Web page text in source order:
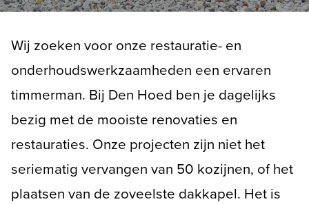
0182 - 351 225
Bezoekadres
Jan Blankenstraat 17
2861 BZ Bergambacht
Wij zoeken voor onze restauratie- en
onderhoudswerkzaamheden een ervaren
timmerman. Bij Den Hoed ben je dagelijks
bezig met de mooiste renovaties en
restauraties. Onze projecten zijn niet het
seriematig vervangen van 50 kozijnen, of het
plaatsen van de zoveelste dakkapel. Het is